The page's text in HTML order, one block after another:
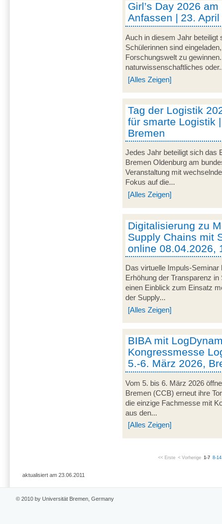
Girl’s Day 2026
Anfassen | 23.
Auch in diesem Jahr beteiligt
Schülerinnen sind
Forschungswelt zu
naturwissenschaftliches
[Alles Zeigen]
Tag der Logistik
für smarte Logistik
Bremen
Jedes Jahr beteiligt sich das
Bremen Oldenburg am
Veranstaltung mit
Fokus auf die...
[Alles Zeigen]
Digitalisierung zu
Supply Chains mit
online 08.04.2026,
Das virtuelle Impuls-Seminar
Erhöhung der Transparenz
einen Einblick zum Einsatz
der Supply...
[Alles Zeigen]
BIBA mit
Kongressmesse
5.-6. März 2026,
Vom 5. bis 6. März 2026
Bremen (CCB) erneut ihre
die einzige Fachmesse mit
aus den...
[Alles Zeigen]
<< Erste < Vorherige 1-7 8-14
aktualisiert am 23.06.2011
© 2010 by Universität Bremen, Germany